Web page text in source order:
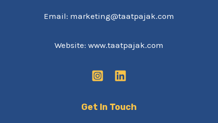
Email: marketing@taatpajak.com
Website: www.taatpajak.com
Get In Touch